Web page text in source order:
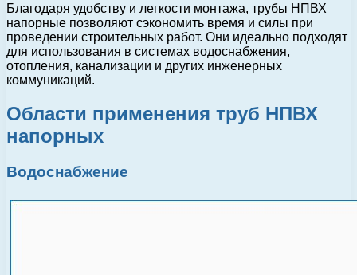
Благодаря удобству и легкости монтажа, трубы НПВХ
напорные позволяют сэкономить время и силы при
проведении строительных работ. Они идеально подходят
для использования в системах водоснабжения,
отопления, канализации и других инженерных
коммуникаций.
Области применения труб НПВХ
напорных
Водоснабжение